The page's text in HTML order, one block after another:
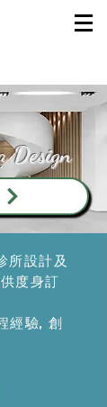
Design
所設計及
度身訂
經驗, 創